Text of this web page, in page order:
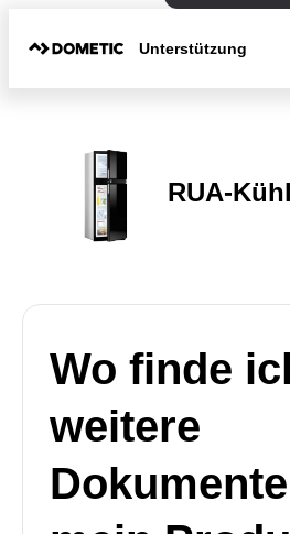
Unterstützung
RUA-
Wo finde
weitere